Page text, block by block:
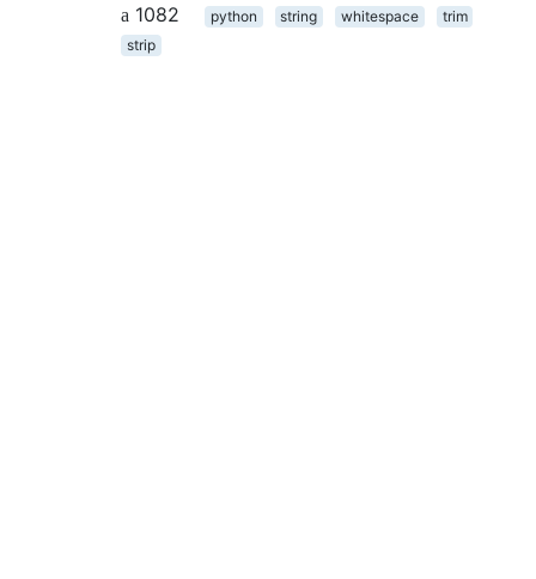
1082
python string whitespace
trim
strip